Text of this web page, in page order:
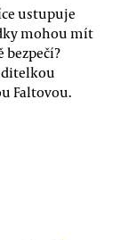
ustupuje
mohou mít
bezpečí?
Faltovou.